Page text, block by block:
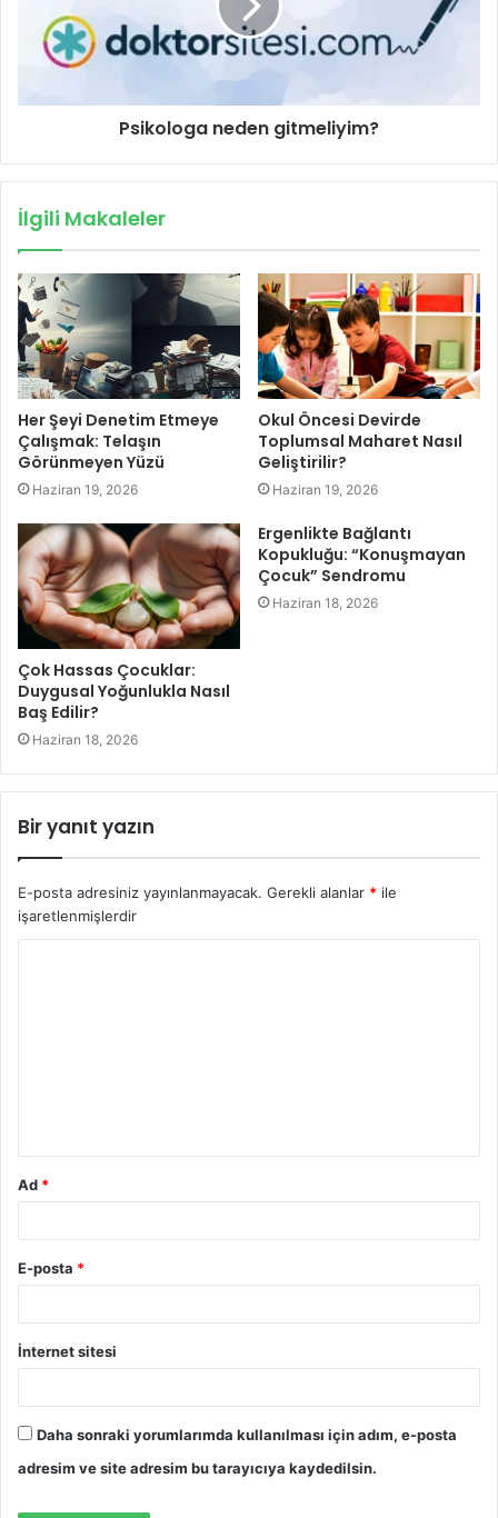
Psikologa neden gitmeliyim?
İlgili Makaleler
Her Şeyi Denetim Etmeye
Çalışmak: Telaşın
Görünmeyen Yüzü
Haziran 19, 2026
Okul Öncesi Devirde
Toplumsal Maharet Nasıl
Geliştirilir?
Haziran 19, 2026
Çok Hassas Çocuklar:
Duygusal Yoğunlukla Nasıl
Baş Edilir?
Haziran 18, 2026
Ergenlikte Bağlantı
Kopukluğu: “Konuşmayan
Çocuk” Sendromu
Haziran 18, 2026
Bir yanıt yazın
E-posta adresiniz yayınlanmayacak. Gerekli alanlar * ile
işaretlenmişlerdir
Ad *
E-posta *
İnternet sitesi
Daha sonraki yorumlarımda kullanılması için adım, e-posta
adresim ve site adresim bu tarayıcıya kaydedilsin.